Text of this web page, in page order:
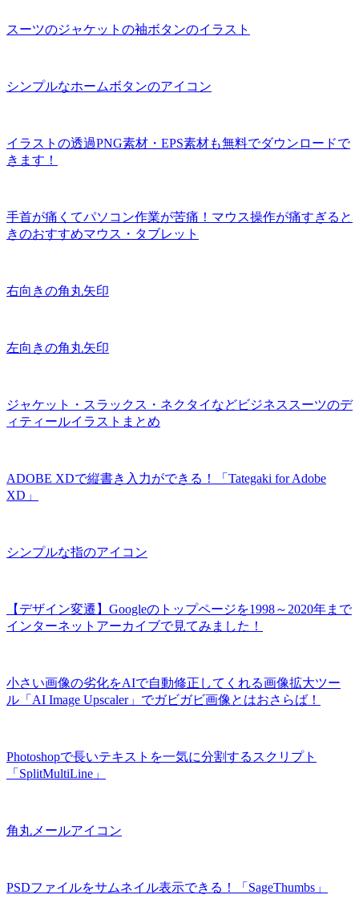
スーツのジャケットの袖ボタンのイラスト
シンプルなホームボタンのアイコン
イラストの透過PNG素材・EPS素材も無料でダウンロードで
きます！
手首が痛くてパソコン作業が苦痛！マウス操作が痛すぎると
きのおすすめマウス・タブレット
右向きの角丸矢印
左向きの角丸矢印
ジャケット・スラックス・ネクタイなどビジネススーツのデ
ィティールイラストまとめ
ADOBE XDで縦書き入力ができる！「Tategaki for Adobe
XD」
シンプルな指のアイコン
【デザイン変遷】Googleのトップページを1998～2020年まで
インターネットアーカイブで見てみました！
小さい画像の劣化をAIで自動修正してくれる画像拡大ツー
ル「AI Image Upscaler」でガビガビ画像とはおさらば！
Photoshopで長いテキストを一気に分割するスクリプト
「SplitMultiLine」
角丸メールアイコン
PSDファイルをサムネイル表示できる！「SageThumbs」